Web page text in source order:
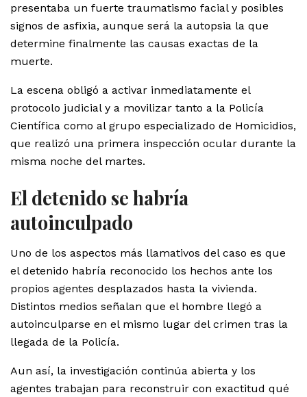
presentaba un fuerte traumatismo facial y posibles
signos de asfixia, aunque será la autopsia la que
determine finalmente las causas exactas de la
muerte.
La escena obligó a activar inmediatamente el
protocolo judicial y a movilizar tanto a la Policía
Científica como al grupo especializado de Homicidios,
que realizó una primera inspección ocular durante la
misma noche del martes.
El detenido se habría
autoinculpado
Uno de los aspectos más llamativos del caso es que
el detenido habría reconocido los hechos ante los
propios agentes desplazados hasta la vivienda.
Distintos medios señalan que el hombre llegó a
autoinculparse en el mismo lugar del crimen tras la
llegada de la Policía.
Aun así, la investigación continúa abierta y los
agentes trabajan para reconstruir con exactitud qué